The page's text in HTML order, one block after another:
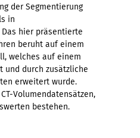
der Segmentierung
in
hier präsentierte
beruht auf einem
welches auf einem
und durch zusätzliche
erweitert wurde.
Volumendatensätzen,
bestehen.